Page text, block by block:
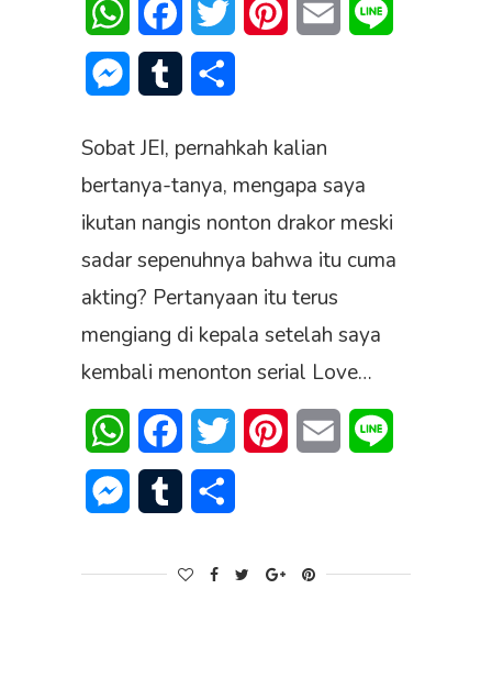
WhatsAppFacebookTwitter PinterestEmail
Messenger
Tumblr
Sobat JEI, pernahkah kalian
bertanya-tanya, mengapa saya
ikutan nangis nonton drakor meski
sadar sepenuhnya bahwa itu cuma
akting? Pertanyaan itu terus
mengiang di kepala setelah saya
kembali menonton serial Love…
WhatsAppFacebookTwitter PinterestEmail
Messenger
Tumblr